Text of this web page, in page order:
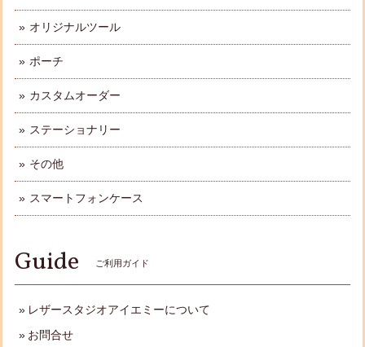
オリジナルツール
ポーチ
カスタムオーダー
ステーショナリー
その他
スマートフォンケース
Guide ご利用ガイド
レザースタジオアイエミーについて
お問合せ